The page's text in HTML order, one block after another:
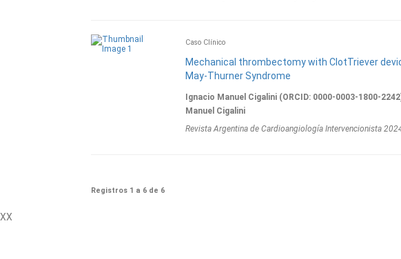
Caso Clínico
Mechanical thrombectomy with ClotTriever
May-Thurner Syndrome
Ignacio Manuel Cigalini (ORCID: 0000-0003-1800-
Manuel Cigalini
Revista Argentina de Cardioangiologí­a Intervencionista
Registros 1 a 6 de 6
XX